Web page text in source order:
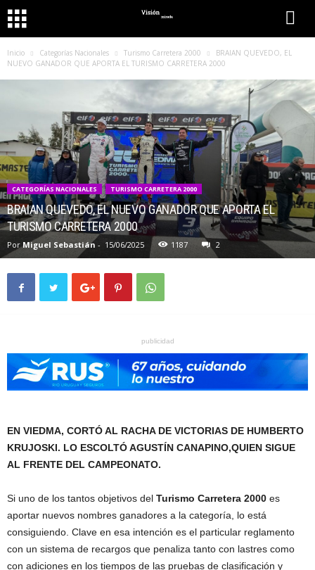
Inicio Categorías Nacionales Turismo Carretera 2000
BRAIAN QUEVEDO, EL
NUEVO GANADOR QUE APORTA EL TURISMO CARRETERA 2000
CATEGORÍAS NACIONALES TURISMO CARRETERA 2000
BRAIAN QUEVEDO, EL NUEVO GANADOR QUE APORTA EL
TURISMO CARRETERA 2000
Por Miguel Sebastián - 15/06/2025 1187 2
publicidad
EN VIEDMA, CORTÓ AL RACHA DE VICTORIAS DE HUMBERTO
KRUJOSKI. LO ESCOLTÓ AGUSTÍN CANAPINO,QUIEN SIGUE
AL FRENTE DEL CAMPEONATO.
Si uno de los tantos objetivos del Turismo Carretera 2000 es
aportar nuevos nombres ganadores a la categoría, lo está
consiguiendo. Clave en esa intención es el particular reglamento
con un sistema de recargos que penaliza tanto con lastres como
con adiciones en los tiempos de las pruebas de clasificación y